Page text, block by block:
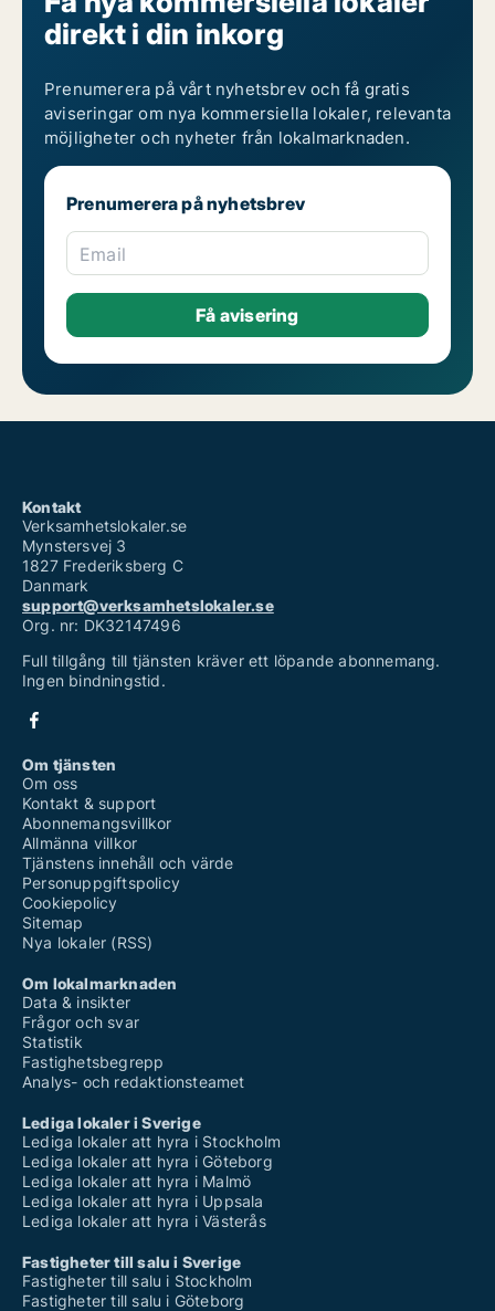
direkt i din inkorg
Prenumerera på vårt nyhetsbrev och få gratis
aviseringar om nya kommersiella lokaler, relevanta
möjligheter och nyheter från lokalmarknaden.
Prenumerera på nyhetsbrev
Email
Kontakt
Verksamhetslokaler.se
Mynstersvej 3
1827 Frederiksberg C
Danmark
support@verksamhetslokaler.se
Org. nr: DK32147496
Full tillgång till tjänsten kräver ett löpande abonnemang.
Ingen bindningstid.
Om tjänsten
Om oss
Kontakt & support
Abonnemangsvillkor
Allmänna villkor
Tjänstens innehåll och värde
Personuppgiftspolicy
Cookiepolicy
Sitemap
Nya lokaler (RSS)
Om lokalmarknaden
Data & insikter
Frågor och svar
Statistik
Fastighetsbegrepp
Analys- och redaktionsteamet
Lediga lokaler i Sverige
Lediga lokaler att hyra i Stockholm
Lediga lokaler att hyra i Göteborg
Lediga lokaler att hyra i Malmö
Lediga lokaler att hyra i Uppsala
Lediga lokaler att hyra i Västerås
Fastigheter till salu i Sverige
Fastigheter till salu i Stockholm
Fastigheter till salu i Göteborg